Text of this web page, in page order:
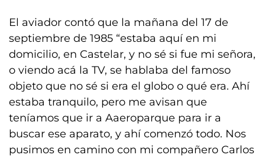
El aviador contó que la mañana del 17 de
septiembre de 1985 “estaba aquí en mi
domicilio, en Castelar, y no sé si fue mi señora,
o viendo acá la TV, se hablaba del famoso
objeto que no sé si era el globo o qué era. Ahí
estaba tranquilo, pero me avisan que
teníamos que ir a Aaeroparque para ir a
buscar ese aparato, y ahí comenzó todo. Nos
pusimos en camino con mi compañero Carlos